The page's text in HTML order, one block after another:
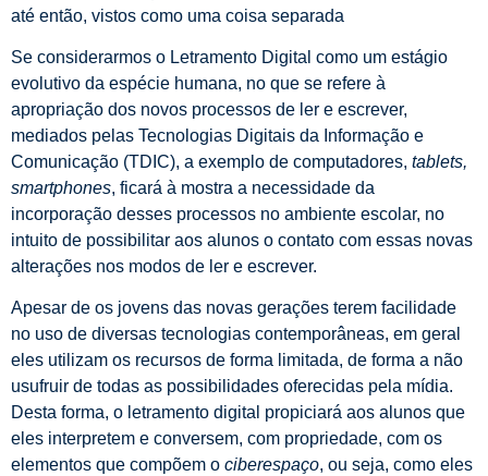
até então, vistos como uma coisa separada
Se considerarmos o Letramento Digital como um estágio
evolutivo da espécie humana, no que se refere à
apropriação dos novos processos de ler e escrever,
mediados pelas Tecnologias Digitais da Informação e
Comunicação (TDIC), a exemplo de computadores, tablets,
smartphones, ficará à mostra a necessidade da
incorporação desses processos no ambiente escolar, no
intuito de possibilitar aos alunos o contato com essas novas
alterações nos modos de ler e escrever.
Apesar de os jovens das novas gerações terem facilidade
no uso de diversas tecnologias contemporâneas, em geral
eles utilizam os recursos de forma limitada, de forma a não
usufruir de todas as possibilidades oferecidas pela mídia.
Desta forma, o letramento digital propiciará aos alunos que
eles interpretem e conversem, com propriedade, com os
elementos que compõem o ciberespaço, ou seja, como eles